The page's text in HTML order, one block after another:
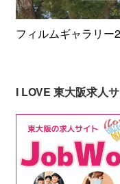
フィルムギャラリー
I LOVE 東大阪求人